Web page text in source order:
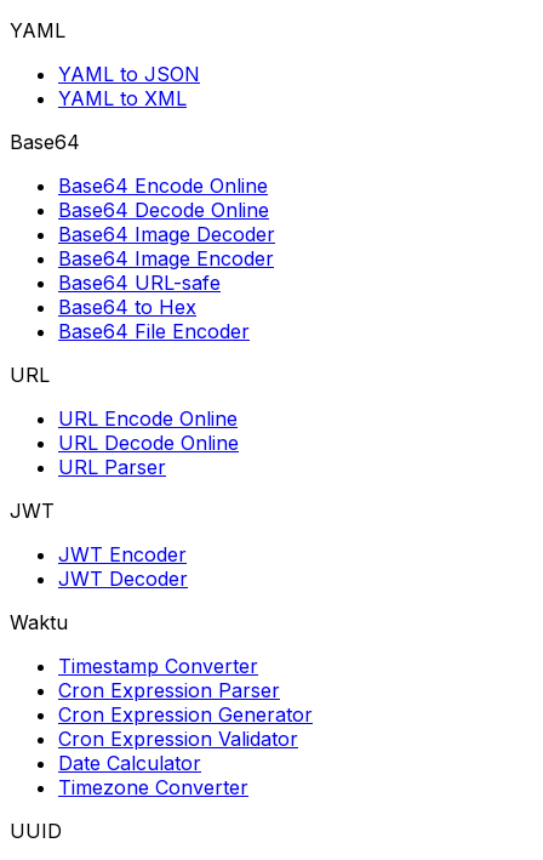
YAML
YAML to JSON
YAML to XML
Base64
Base64 Encode Online
Base64 Decode Online
Base64 Image Decoder
Base64 Image Encoder
Base64 URL-safe
Base64 to Hex
Base64 File Encoder
URL
URL Encode Online
URL Decode Online
URL Parser
JWT
JWT Encoder
JWT Decoder
Waktu
Timestamp Converter
Cron Expression Parser
Cron Expression Generator
Cron Expression Validator
Date Calculator
Timezone Converter
UUID